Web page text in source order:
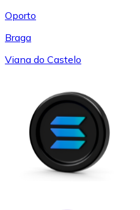
Oporto
Braga
Viana do Castelo